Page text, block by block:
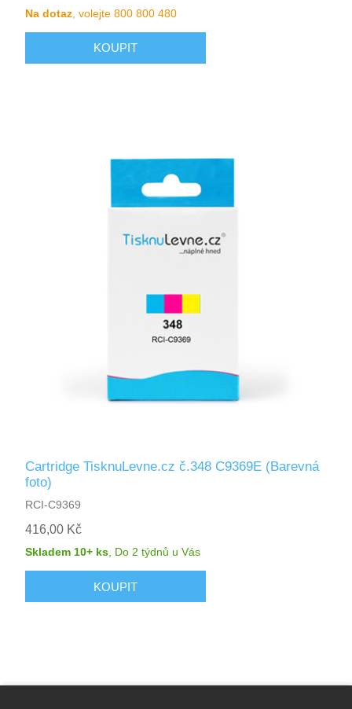
Na dotaz , volejte 800 800 480
Cartridge TisknuLevne.cz č.348 C9369E (Barevná
foto)
RCI-C9369
416,00 Kč
Skladem 10+ ks Do 2 týdnů u Vás